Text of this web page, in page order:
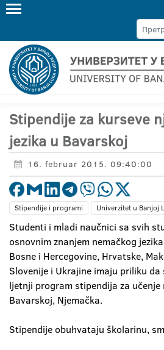
Stipendije za kurseve
jezika u Bavarskoj
16. februar 2015. 09:40:00
Stipendije i programi Univerzitet u Banjoj
Studenti i mladi naučnici sa svih
osnovnim znanjem nemačkog
Bosne i Hercegovine, Hrvatske,
Slovenije i Ukrajine imaju priliku da
ljetnji program stipendija za učenje
Bavarskoj, Njemačka.
Stipendije obuhvataju školarinu,